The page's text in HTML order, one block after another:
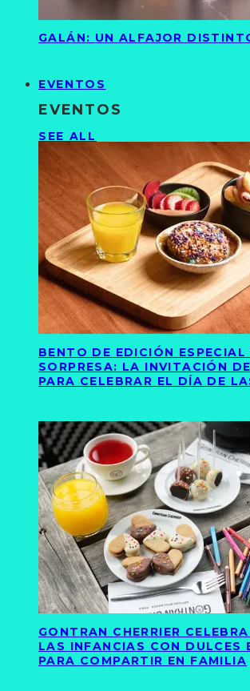
GALÁN: UN ALFAJOR
EVENTOS
EVENTOS
SEE ALL
BENTO DE EDICIÓN ESPECIAL
SORPRESA: LA INVITACIÓN
PARA CELEBRAR EL DÍA DE
GONTRAN CHERRIER
LAS INFANCIAS CON DULCES
PARA COMPARTIR EN FAMILIA